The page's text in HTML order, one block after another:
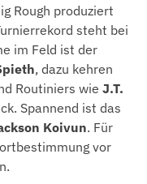
Rough produziert
steht bei
im Feld ist der
, dazu kehren
Routiniers wie J.T.
Spannend ist das
Koivun. Für
vor